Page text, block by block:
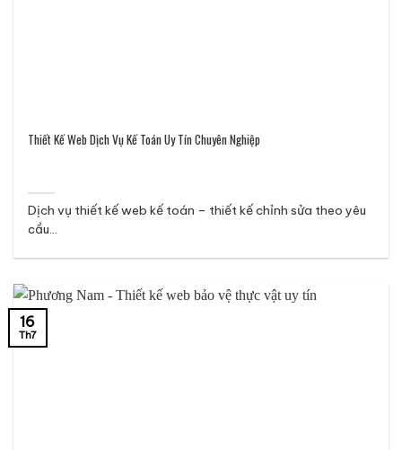
Thiết Kế Web Dịch Vụ Kế Toán Uy Tín Chuyên Nghiệp
Dịch vụ thiết kế web kế toán – thiết kế chỉnh sửa theo yêu
cầu...
16
Th7